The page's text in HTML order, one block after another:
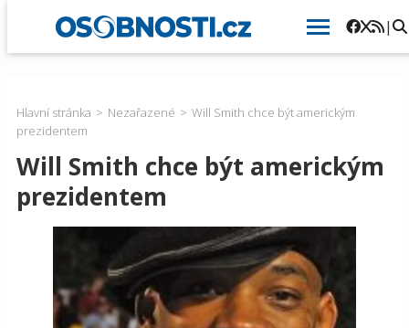
|
Hlavní stránka Nezařazené
Will Smith chce být americkým
prezidentem
Will Smith chce být americkým
prezidentem